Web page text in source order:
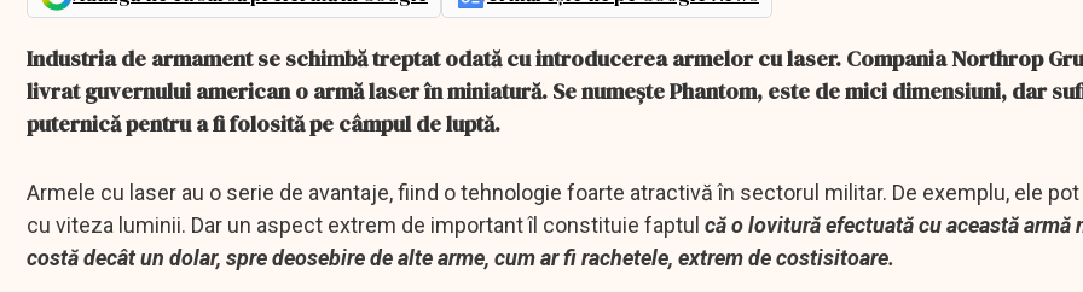
Industria de armament se schimbă treptat odată cu introducerea armelor cu laser. Compania Northrop
livrat guvernului american o armă laser în miniatură. Se numește Phantom, este de mici dimensiuni, dar
puternică pentru a fi folosită pe câmpul de luptă.
Armele cu laser au o serie de avantaje, fiind o tehnologie foarte atractivă în sectorul militar. De exemplu, ele
cu viteza luminii. Dar un aspect extrem de important îl constituie faptul că o lovitură efectuată cu această armă
costă decât un dolar, spre deosebire de alte arme, cum ar fi rachetele, extrem de costisitoare.